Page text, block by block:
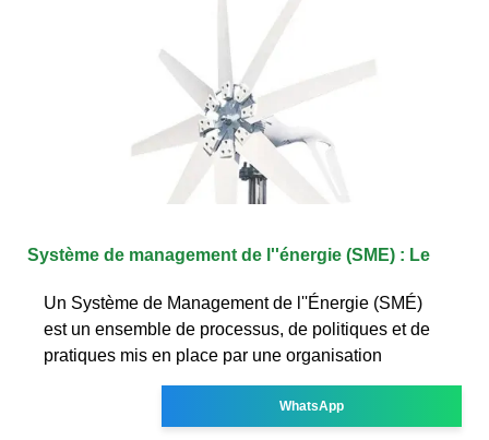
Système de management de l''énergie (SME) : Le
Un Système de Management de l''Énergie (SMÉ)
est un ensemble de processus, de politiques et de
pratiques mis en place par une organisation
WhatsApp